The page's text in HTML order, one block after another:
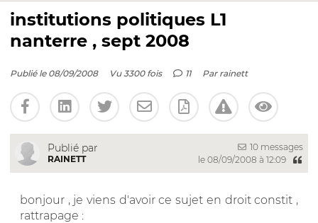
institutions politiques L1
nanterre , sept 2008
Publié le 08/09/2008 Vu 3300 fois 11 Par rainett
Publié par
RAINETT
10 messages
le 08/09/2008 à 12:09
bonjour , je viens d'avoir ce sujet en droit constit ,
rattrapage :